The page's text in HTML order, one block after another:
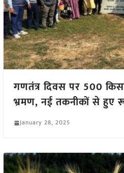
गणतंत्र दिवस पर 500
भ्रमण, नई तकनीकों से हुए
January 28, 2025